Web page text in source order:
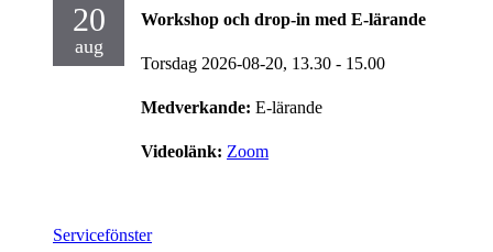
20
aug
Workshop och drop-in med E-lärande
Torsdag 2026-08-20, 13.30 - 15.00
Medverkande: E-lärande
Videolänk: Zoom
Servicefönster